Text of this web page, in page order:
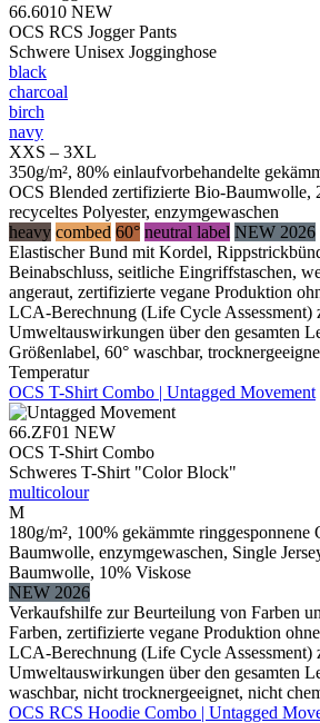
66.6010 NEW
OCS RCS Jogger Pants
Schwere Unisex Jogginghose
black
charcoal
birch
navy
XXS – 3XL
350g/m², 80% einlaufvorbehandelte
OCS Blended zertifizierte Bio-Baumwolle,
recyceltes Polyester, enzymgewaschen
heavy combed 60° neutral label NEW 2026
Elastischer Bund mit Kordel,
Beinabschluss, seitliche Eingriffstaschen,
angeraut, zertifizierte vegane Produktion
LCA-Berechnung (Life Cycle Assessment)
Umweltauswirkungen über den gesamten
Größenlabel, 60° waschbar,
Temperatur
OCS T-Shirt Combo | Untagged Movement
66.ZF01 NEW
OCS T-Shirt Combo
Schweres T-Shirt "Color Block"
multicolour
M
180g/m², 100% gekämmte
Baumwolle, enzymgewaschen, Single
Baumwolle, 10% Viskose
NEW 2026
Verkaufshilfe zur Beurteilung von Farben
Farben, zertifizierte vegane Produktion
LCA-Berechnung (Life Cycle Assessment)
Umweltauswirkungen über den gesamten
waschbar, nicht trocknergeeignet, nicht
OCS RCS Hoodie Combo | Untagged